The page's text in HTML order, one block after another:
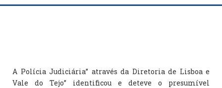
A Polícia Judiciária” através da Diretoria de Lisboa e
Vale do Tejo” identificou e deteve o presumível